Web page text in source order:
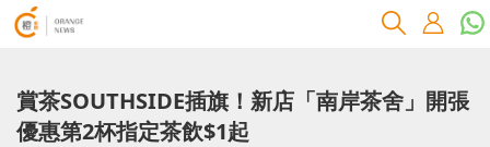
賞茶SOUTHSIDE插旗！新店「南岸茶舍」開張
優惠第2杯指定茶飲$1起